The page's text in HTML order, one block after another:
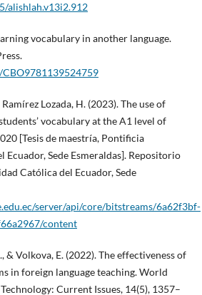
alishlah.v13i2.912
vocabulary in another language.
Lozada, H. (2023). The use of
vocabulary at the A1 level of
[Tesis de maestría, Pontificia
Ecuador, Sede Esmeraldas]. Repositorio
Católica del Ecuador, Sede
server/api/core/bitstreams/6a62f3bf-
content
& Volkova, E. (2022). The effectiveness of
in foreign language teaching. World
Current Issues, 14(5), 1357–